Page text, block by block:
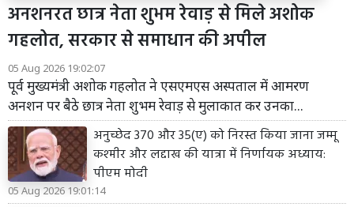
अनशनरत छात्र नेता शुभम रेवाड़ से मिले अशोक
गहलोत, सरकार से समाधान की अपील
05 Aug 2026 19:02:07
पूर्व मुख्यमंत्री अशोक गहलोत ने एसएमएस अस्पताल में आमरण
अनशन पर बैठे छात्र नेता शुभम रेवाड़ से मुलाकात कर उनका...
अनुच्छेद 370 और 35(ए) को निरस्त किया जाना जम्मू
कश्मीर और लद्दाख की यात्रा में निर्णायक अध्याय:
पीएम मोदी
05 Aug 2026 19:01:14